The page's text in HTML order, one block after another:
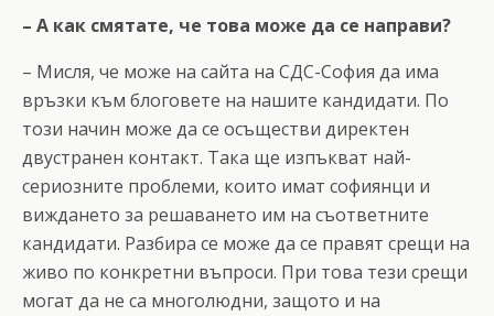
– А как смятате, че това може да се направи?
– Мисля, че може на сайта на СДС-София да има
връзки към блоговете на нашите кандидати. По
този начин може да се осъществи директен
двустранен контакт. Така ще изпъкват най-
сериозните проблеми, които имат софиянци и
виждането за решаването им на съответните
кандидати. Разбира се може да се правят срещи на
живо по конкретни въпроси. При това тези срещи
могат да не са многолюдни, защото и на